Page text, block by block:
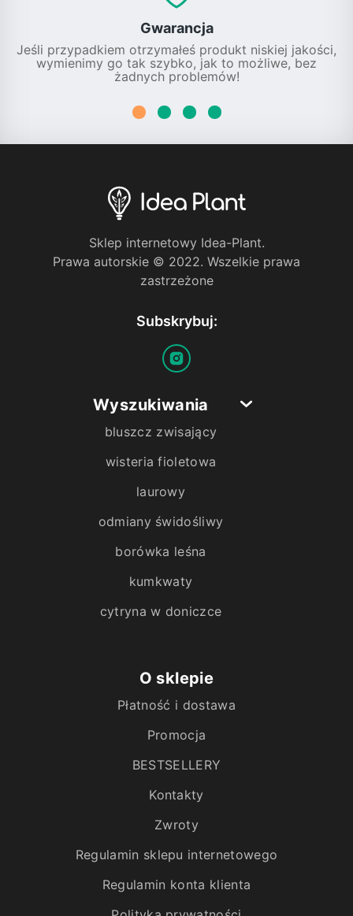
Gwarancja
Jeśli przypadkiem otrzymałeś produkt niskiej jakości,
wymienimy go tak szybko, jak to możliwe, bez
żadnych problemów!
Sklep internetowy Idea-Plant.
Prawa autorskie © 2022. Wszelkie prawa
zastrzeżone
Subskrybuj:
Wyszukiwania
bluszcz zwisający
wisteria fioletowa
laurowy
odmiany świdośliwy
borówka leśna
kumkwaty
cytryna w doniczce
O sklepie
Płatność i dostawa
Promocja
BESTSELLERY
Kontakty
Zwroty
Regulamin sklepu internetowego
Regulamin konta klienta